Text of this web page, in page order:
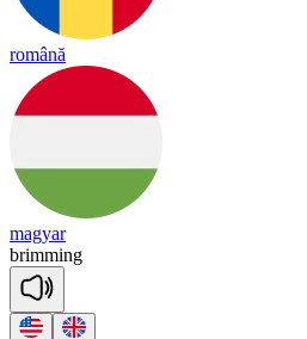
română
magyar
brimming